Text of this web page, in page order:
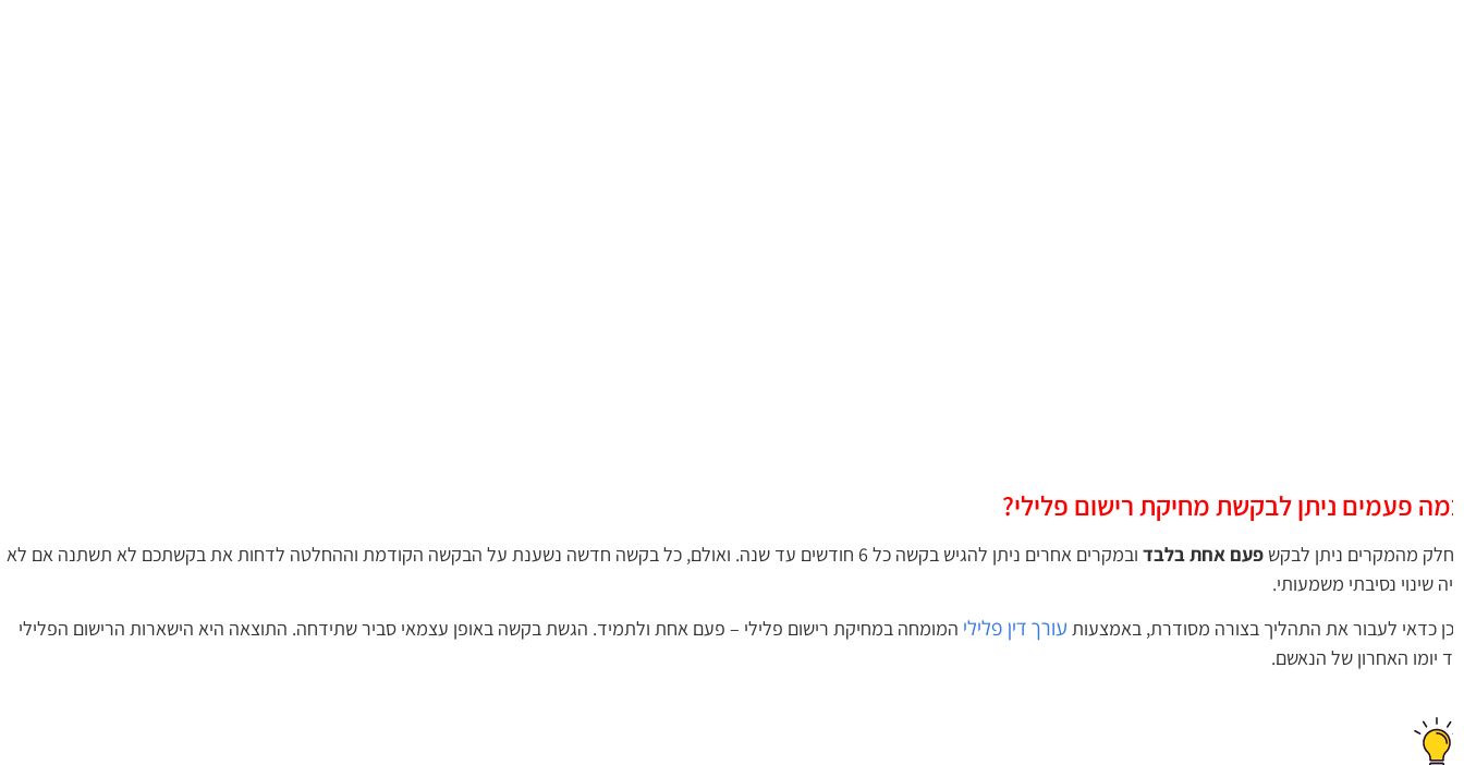
פעמים ניתן לבקשת מחיקת רישום פלילי?
מהמקרים ניתן לבקשפעם אחת בלבד
ובמקרים אחרים ניתן להגיש בקשה כל 6 חודשים עד שנה. ואולם, כל בקשה חדשה נשענת על הבקשה הקודמת וההחלטה לדחות את בקשתכם לא תשתנה אם לא
שינוי נסיבתי משמעותי.
כדאי לעבור את התהליך בצורה מסודרת, באמצעותעורך דין פליליהמומחה במחיקת רישום פלילי – פעם אחת ולתמיד. הגשת בקשה באופן עצמאי סביר שתידחה. התוצאה היא הישארות הרישום הפלילי
יומו האחרון של הנאשם.